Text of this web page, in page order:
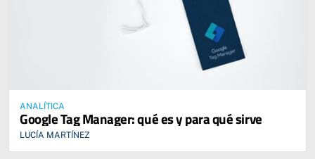
ANALÍTICA
Google Tag Manager: qué es y para qué sirve
LUCÍA MARTÍNEZ